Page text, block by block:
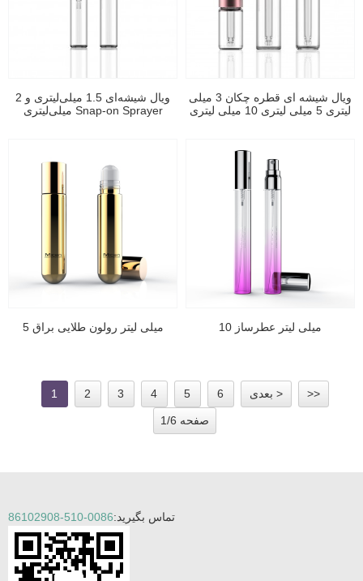
ویال شیشه‌ای 1.5 میلی‌لیتری و 2
میلی‌لیتری Snap-on Sprayer
ویال شیشه ای قطره چکان 3 میلی
لیتری 5 میلی لیتری 10 میلی لیتری
5 میلی لیتر رولون طلایی براق 10 میلی لیتر عطرساز
1 2 3 4 5 6 بعدی > >>
صفحه 1/6
تماس بگیرید:0086-510-86102908